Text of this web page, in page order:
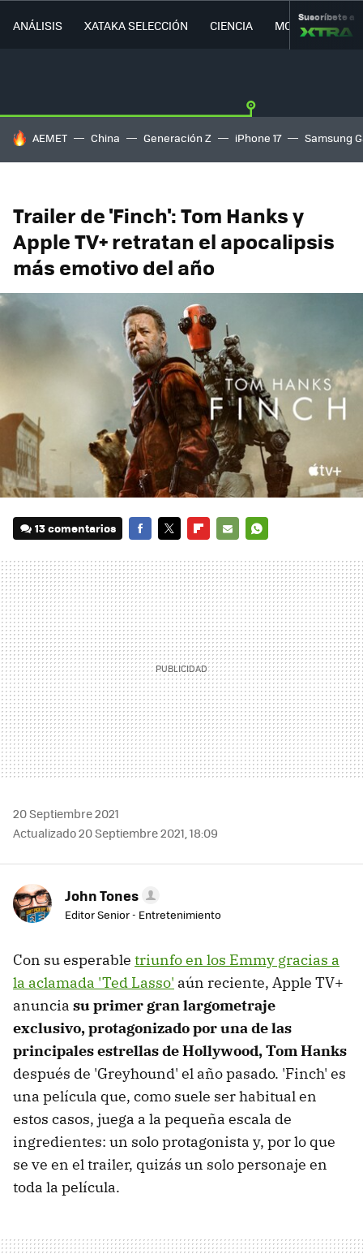
ANÁLISIS XATAKA SELECCIÓN CIENCIA MOVILIDAD
Suscríbete a
HOY SE HABLA DE
AEMET China Generación Z iPhone 17 Samsung
Trailer de 'Finch': Tom Hanks y
Apple TV+ retratan el apocalipsis
más emotivo del año
13 comentarios
MAIL
20 Septiembre 2021
Actualizado 20 Septiembre 2021, 18:09
John Tones
Editor Senior - Entretenimiento
Con su esperable triunfo en los Emmy gracias a
la aclamada 'Ted Lasso' aún reciente, Apple TV+
anuncia su primer gran largometraje
exclusivo, protagonizado por una de las
principales estrellas de Hollywood, Tom Hanks
después de 'Greyhound' el año pasado. 'Finch' es
una película que, como suele ser habitual en
estos casos, juega a la pequeña escala de
ingredientes: un solo protagonista y, por lo que
se ve en el trailer, quizás un solo personaje en
toda la película.